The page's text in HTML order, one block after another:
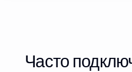
Часто